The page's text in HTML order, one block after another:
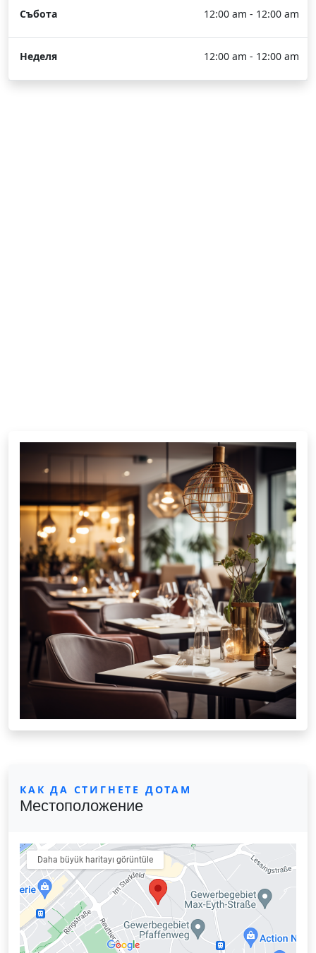
Събота 12:00 am - 12:00 am
Неделя 12:00 am - 12:00 am
КАК ДА СТИГНЕТЕ ДОТАМ
Местоположение